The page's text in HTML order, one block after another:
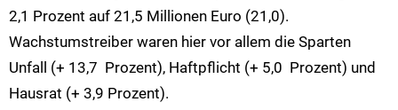
2,1 Prozent auf 21,5 Millionen Euro (21,0).
Wachstumstreiber waren hier vor allem die Sparten
Unfall (+ 13,7 Prozent), Haftpflicht (+ 5,0 Prozent) und
Hausrat (+ 3,9 Prozent).